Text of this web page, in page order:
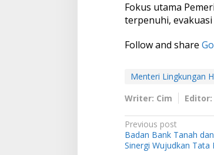
r
e
Fokus utama
terpenuhi,
Follow and share
Menteri Lingkungan
Writer: Cim
P
o
Previous post
Badan Bank Tanah
Sinergi Wujudkan Tata